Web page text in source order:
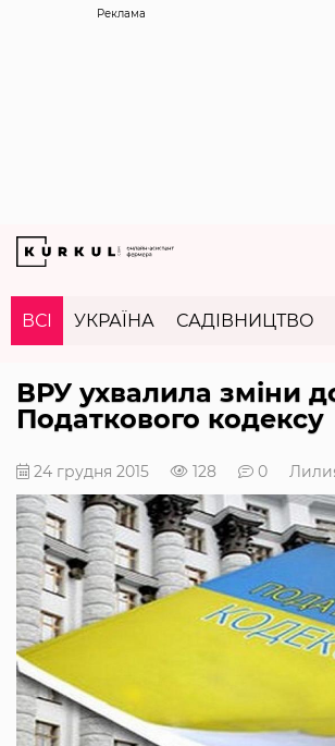
Реклама
ВСІ УКРАЇНА САДІВНИЦТВО
ВРУ ухвалила зміни
Податкового кодексу
24 грудня 2015 128 0